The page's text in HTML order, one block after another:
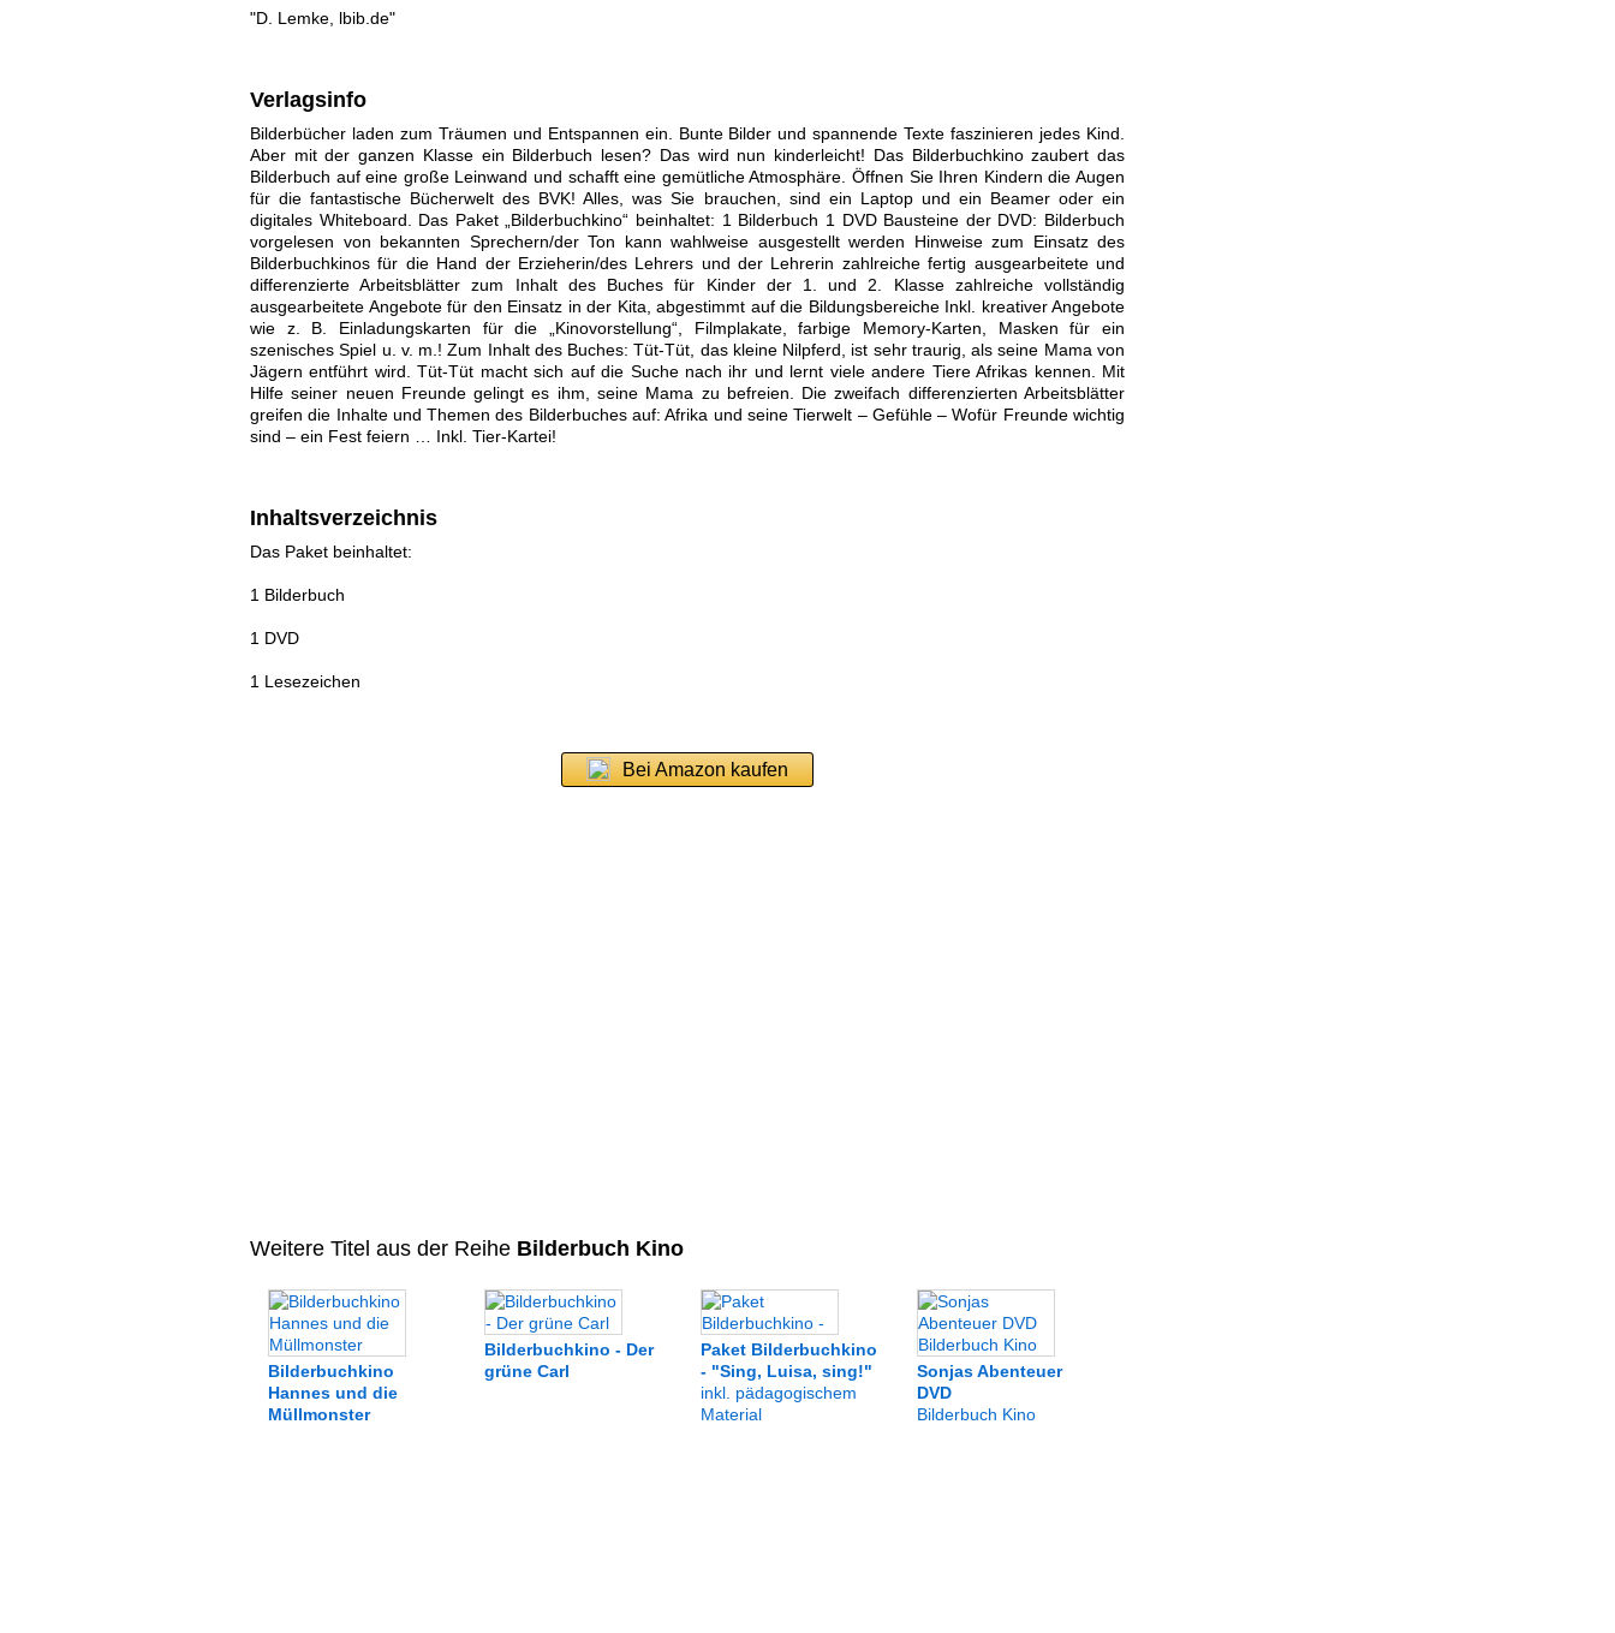
"D. Lemke, lbib.de"
Verlagsinfo
Bilderbücher laden zum Träumen und Entspannen ein. Bunte Bilder und spannende Texte faszinieren jedes Kind.
Aber mit der ganzen Klasse ein Bilderbuch lesen? Das wird nun kinderleicht! Das Bilderbuchkino zaubert das
Bilderbuch auf eine große Leinwand und schafft eine gemütliche Atmosphäre. Öffnen Sie Ihren Kindern die Augen
für die fantastische Bücherwelt des BVK! Alles, was Sie brauchen, sind ein Laptop und ein Beamer oder ein
digitales Whiteboard. Das Paket „Bilderbuchkino“ beinhaltet: 1 Bilderbuch 1 DVD Bausteine der DVD: Bilderbuch
vorgelesen von bekannten Sprechern/der Ton kann wahlweise ausgestellt werden Hinweise zum Einsatz des
Bilderbuchkinos für die Hand der Erzieherin/des Lehrers und der Lehrerin zahlreiche fertig ausgearbeitete und
differenzierte Arbeitsblätter zum Inhalt des Buches für Kinder der 1. und 2. Klasse zahlreiche vollständig
ausgearbeitete Angebote für den Einsatz in der Kita, abgestimmt auf die Bildungsbereiche Inkl. kreativer Angebote
wie z. B. Einladungskarten für die „Kinovorstellung“, Filmplakate, farbige Memory-Karten, Masken für ein
szenisches Spiel u. v. m.! Zum Inhalt des Buches: Tüt-Tüt, das kleine Nilpferd, ist sehr traurig, als seine Mama von
Jägern entführt wird. Tüt-Tüt macht sich auf die Suche nach ihr und lernt viele andere Tiere Afrikas kennen. Mit
Hilfe seiner neuen Freunde gelingt es ihm, seine Mama zu befreien. Die zweifach differenzierten Arbeitsblätter
greifen die Inhalte und Themen des Bilderbuches auf: Afrika und seine Tierwelt – Gefühle – Wofür Freunde wichtig
sind – ein Fest feiern … Inkl. Tier-Kartei!
Inhaltsverzeichnis
Das Paket beinhaltet:
1 Bilderbuch
1 DVD
1 Lesezeichen
Bei Amazon kaufen
Weitere Titel aus der Reihe Bilderbuch Kino
Bilderbuchkino
Hannes und die
Müllmonster
Bilderbuchkino - Der
grüne Carl
Paket Bilderbuchkino
- "Sing, Luisa, sing!"
inkl. pädagogischem
Material
Sonjas Abenteuer
DVD
Bilderbuch Kino